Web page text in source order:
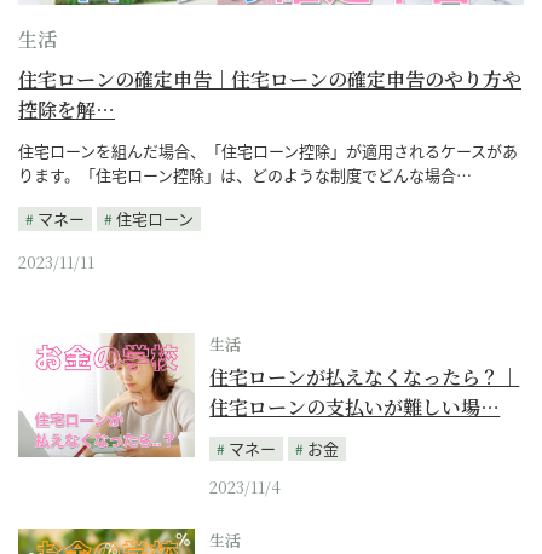
生活
住宅ローンの確定申告｜住宅ローンの確定申告のやり方や
控除を解…
住宅ローンを組んだ場合、「住宅ローン控除」が適用されるケースがあ
ります。「住宅ローン控除」は、どのような制度でどんな場合…
マネー
住宅ローン
2023/11/11
生活
住宅ローンが払えなくなったら？｜
住宅ローンの支払いが難しい場…
マネー
お金
2023/11/4
生活